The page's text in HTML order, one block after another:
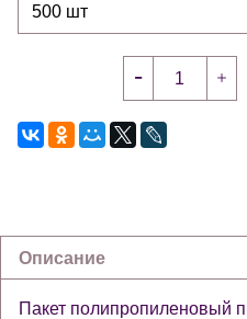
Описание
Пакет полипропиленовый